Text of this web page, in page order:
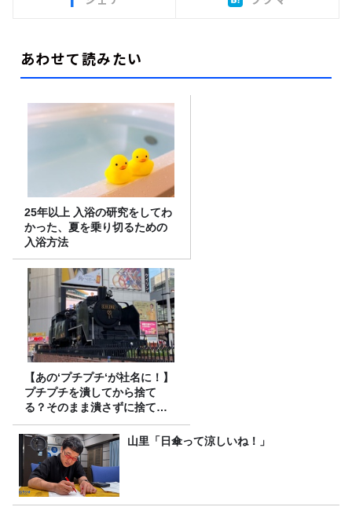
あわせて読みたい
25年以上 入浴の研究をしてわ
かった、夏を乗り切るための
入浴方法
【あの‘プチプチ‘が社名に！】
プチプチを潰してから捨て
る？そのまま潰さずに捨て
る？
山里「日傘って涼しいね！」